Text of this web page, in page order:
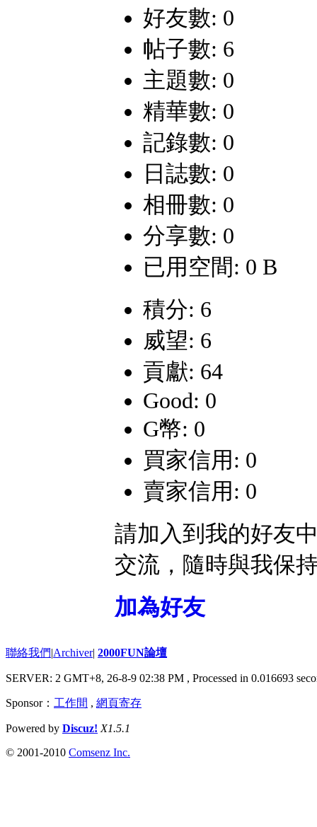
好友數: 0
帖子數: 6
主題數: 0
精華數: 0
記錄數: 0
日誌數: 0
相冊數: 0
分享數: 0
已用空間: 0 B
積分: 6
威望: 6
貢獻: 64
Good: 0
G幣: 0
買家信用: 0
賣家信用: 0
請加入到我的好友
交流，隨時與我保
加為好友
聯絡我們|Archiver| 2000FUN論壇
SERVER: 2 GMT+8, 26-8-9 02:38 PM , Processed in 0.016693
Sponsor： 工作間 , 網頁寄存
Powered by Discuz! X1.5.1
© 2001-2010 Comsenz Inc.